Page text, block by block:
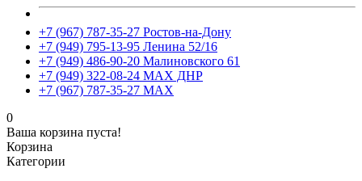
+7 (967) 787-35-27 Ростов-на-Дону
+7 (949) 795-13-95 Ленина 52/16
+7 (949) 486-90-20 Малиновского 61
+7 (949) 322-08-24 MAX ДНР
+7 (967) 787-35-27 MAX
0
Ваша корзина пуста!
Корзина
Категории